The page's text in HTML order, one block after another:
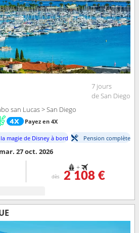
7 jours
de San Diego
san Lucas > San Diego
Payez en 4X
magie de Disney à bord Pension complète
mar. 27 oct. 2026
+
dès 2 108 €